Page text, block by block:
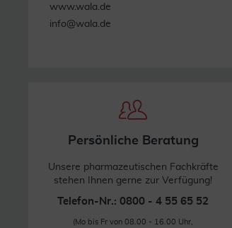
www.wala.de
info@wala.de
Persönliche Beratung
Unsere pharmazeutischen Fachkräfte
stehen Ihnen gerne zur Verfügung!
Telefon-Nr.: 0800 - 4 55 65 52
(Mo bis Fr von 08.00 - 16.00 Uhr,